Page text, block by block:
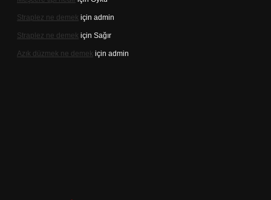
Straplez ne demek için admin
Straplez ne demek için Sağır
Azık düzmek ne demek için admin